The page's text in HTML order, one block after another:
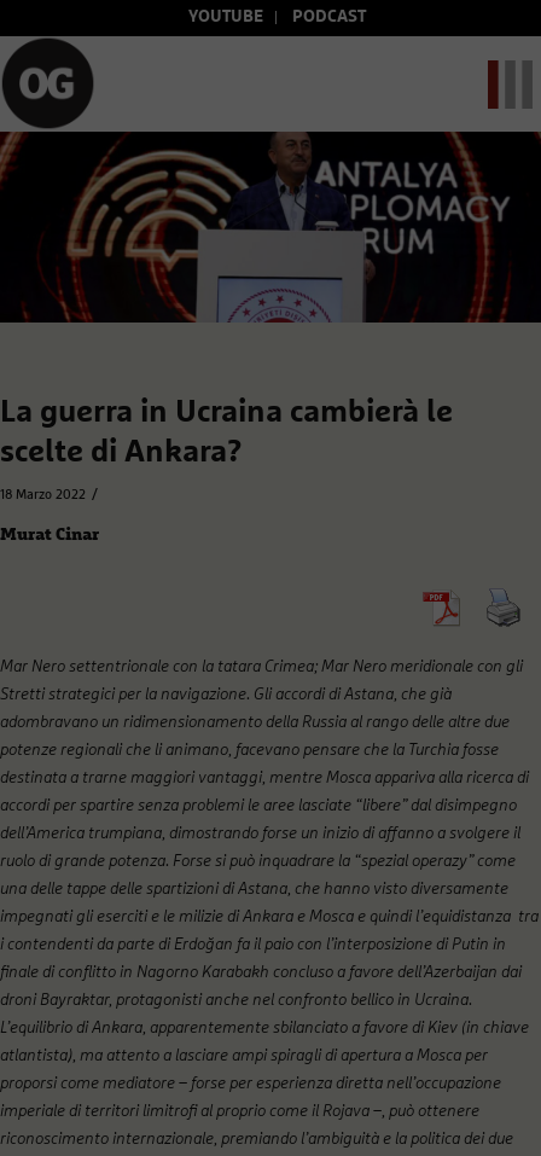
YOUTUBE PODCAST
La guerra in Ucraina cambierà le
scelte di Ankara?
18 Marzo 2022 /
Murat Cinar
Mar Nero settentrionale con la tatara Crimea; Mar Nero meridionale con gli
Stretti strategici per la navigazione. Gli accordi di Astana, che già
adombravano un ridimensionamento della Russia al rango delle altre due
potenze regionali che li animano, facevano pensare che la Turchia fosse
destinata a trarne maggiori vantaggi, mentre Mosca appariva alla ricerca di
accordi per spartire senza problemi le aree lasciate “libere” dal disimpegno
dell’America trumpiana, dimostrando forse un inizio di affanno a svolgere il
ruolo di grande potenza. Forse si può inquadrare la “spezial operazy” come
una delle tappe delle spartizioni di Astana, che hanno visto diversamente
impegnati gli eserciti e le milizie di Ankara e Mosca e quindi l’equidistanza tra
i contendenti da parte di Erdoğan fa il paio con l’interposizione di Putin in
finale di conflitto in Nagorno Karabakh concluso a favore dell’Azerbaijan dai
droni Bayraktar, protagonisti anche nel confronto bellico in Ucraina.
L’equilibrio di Ankara, apparentemente sbilanciato a favore di Kiev (in chiave
atlantista), ma attento a lasciare ampi spiragli di apertura a Mosca per
proporsi come mediatore – forse per esperienza diretta nell’occupazione
imperiale di territori limitrofi al proprio come il Rojava –, può ottenere
riconoscimento internazionale, premiando l’ambiguità e la politica dei due